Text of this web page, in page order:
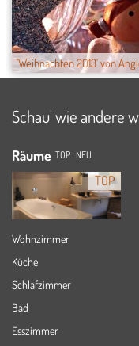
'Weihnachten 2013' von
Schau' wie andere
Räume TOP NEU
TOP
Wohnzimmer
Küche
Schlafzimmer
Bad
Esszimmer